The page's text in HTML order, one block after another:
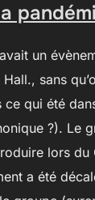
un
sans
ce qui été
?). Le
lors du
a été